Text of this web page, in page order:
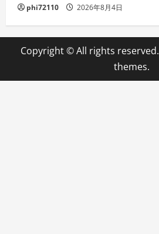
phi72110 2026年8月4日
Copyright © All rights reserved.
themes.